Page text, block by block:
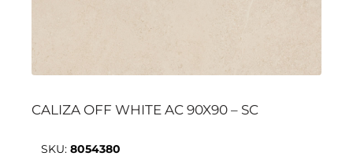
CALIZA OFF WHITE AC 90X90 – SC
SKU: 8054380